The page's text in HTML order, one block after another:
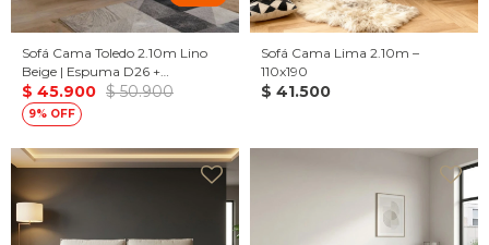
Sofá Cama Toledo 2.10m Lino
Beige | Espuma D26 +
Eucaliptus | Cama Auxiliar
Incluida
$ 45.900 $ 50.900
9
Sofá Cama Lima 2.10m –
110x190
$ 41.500